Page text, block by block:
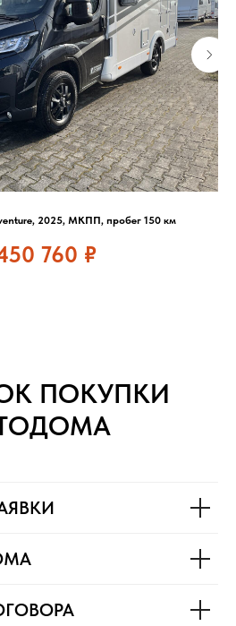
2025, МКПП, пробег 150 км
760 ₽
ПОКУПКИ